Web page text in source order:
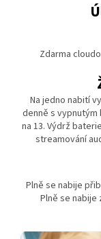
Zdarma
Na jedno nabití
denně s
na 13. Výdrž
streamování
Plně se nabije
Plně se nabije